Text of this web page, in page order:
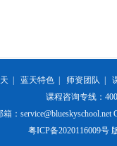
蓝天特色 师资团队
课程咨询专线：
箱：service@blueskyschool.net
粤ICP备2020116009号